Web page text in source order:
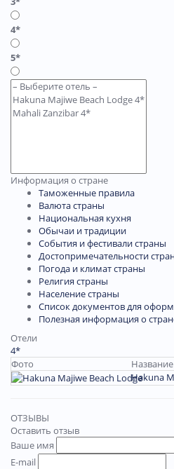
4*
5*
Информация о стране
Таможенные правила
Валюта страны
Национальная кухня
Обычаи и традиции
События и фестивали страны
Достопримечательности
Погода и климат страны
Религия страны
Население страны
Список документов для
Полезная информация о
Отели
4*
Фото
Hakuna
ОТЗЫВЫ
Оставить отзыв
Ваше имя
E-mail